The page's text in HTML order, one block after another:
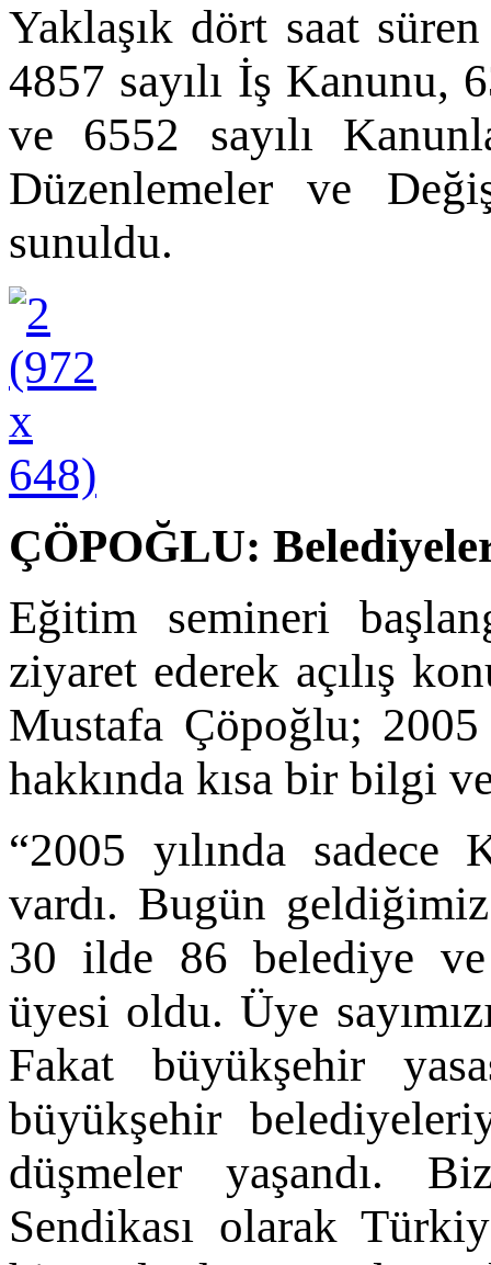
Yaklaşık dört saat
4857 sayılı İş Kanunu,
ve 6552 sayılı
Düzenlemeler ve
sunuldu.
ÇÖPOĞLU:
Eğitim semineri
ziyaret ederek açılış
Mustafa Çöpoğlu;
hakkında kısa bir bilgi
“2005 yılında
vardı. Bugün
30 ilde 86 belediye ve
üyesi oldu. Üye
Fakat büyükşehir
büyükşehir
düşmeler yaşandı.
Sendikası olarak